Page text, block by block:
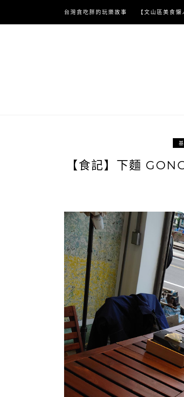
content
台灣貪吃胖的玩樂故事 【文山區美食懶
【食記】下麵